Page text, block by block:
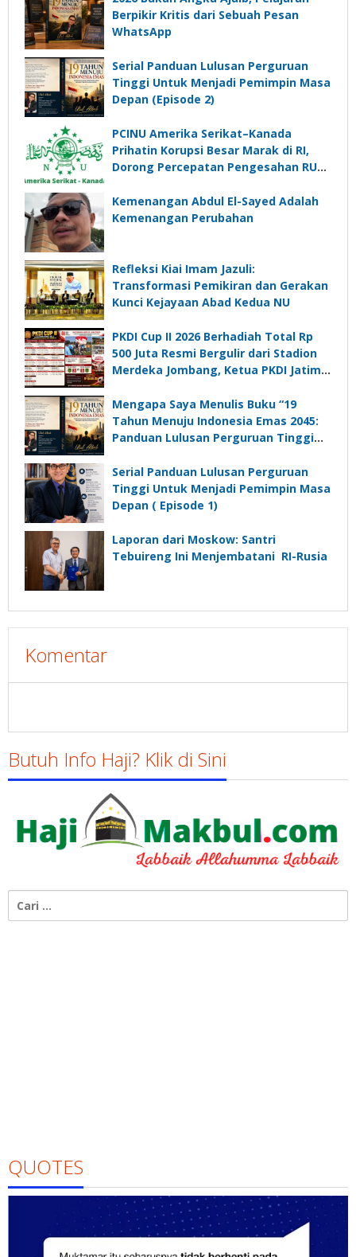
Berpikir Kritis dari Sebuah Pesan
WhatsApp
Serial Panduan Lulusan Perguruan
Tinggi Untuk Menjadi Pemimpin Masa
Depan (Episode 2)
PCINU Amerika Serikat–Kanada
Prihatin Korupsi Besar Marak di RI,
Dorong Percepatan Pengesahan RUU
Kemenangan Abdul El-Sayed Adalah
Kemenangan Perubahan
Refleksi Kiai Imam Jazuli:
Transformasi Pemikiran dan Gerakan
Kunci Kejayaan Abad Kedua NU
PKDI Cup II 2026 Berhadiah Total Rp
500 Juta Resmi Bergulir dari Stadion
Merdeka Jombang, Ketua PKDI Jatim:
Komunikasi Kades untuk Memajukan
Desa
Mengapa Saya Menulis Buku “19
Tahun Menuju Indonesia Emas 2045:
Panduan Lulusan Perguruan Tinggi
Depan”?
Serial Panduan Lulusan Perguruan
Tinggi Untuk Menjadi Pemimpin Masa
Depan ( Episode 1)
Laporan dari Moskow: Santri
Tebuireng Ini Menjembatani RI-Rusia
Komentar
Butuh Info Haji? Klik di Sini
untuk:
QUOTES